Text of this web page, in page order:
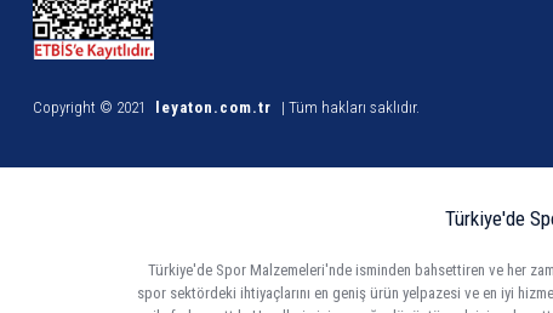
Copyright © 2021 leyaton.com.tr | Tüm hakları saklıdır.
Türkiye'de
Türkiye'de Spor Malzemeleri'nde isminden bahsettiren ve her
spor sektördeki ihtiyaçlarını en geniş ürün yelpazesi ve en iyi